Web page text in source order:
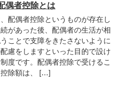
偶者控除とは
配偶者控除というものが存在し
があった後、配偶者の生活が相
ことで支障をきたさないように
慮をしますといった目的で設け
度です。配偶者控除で受けるこ
控除額は、 […]